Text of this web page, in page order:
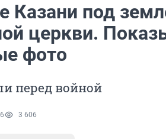
Казани под
церкви.
фото
перед войной
3 606